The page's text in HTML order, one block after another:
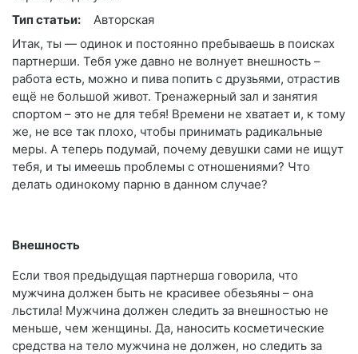
Тип статьи:
Авторская
Итак, ты — одинок и постоянно пребываешь в поисках
партнерши. Тебя уже давно не волнует внешность –
работа есть, можно и пива попить с друзьями, отрастив
ещё не большой живот. Тренажерный зал и занятия
спортом – это не для тебя! Времени не хватает и, к тому
же, не все так плохо, чтобы принимать радикальные
меры. А теперь подумай, почему девушки сами не ищут
тебя, и ты имеешь проблемы с отношениями? Что
делать одинокому парню в данном случае?
Внешность
Если твоя предыдущая партнерша говорила, что
мужчина должен быть не красивее обезьяны – она
льстила! Мужчина должен следить за внешностью не
меньше, чем женщины. Да, наносить косметические
средства на тело мужчина не должен, но следить за